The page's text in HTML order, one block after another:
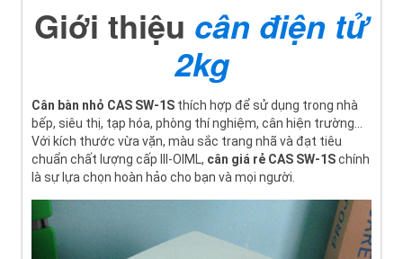
Giới thiệu cân điện tử
2kg
Cân bàn nhỏ CAS SW-1S thích hợp để sử dụng trong nhà
bếp, siêu thị, tạp hóa, phòng thí nghiệm, cân hiện trường…
Với kích thước vừa vặn, màu sắc trang nhã và đạt tiêu
chuẩn chất lượng cấp III-OIML, cân giá rẻ CAS SW-1Schính
là sự lựa chọn hoàn hảo cho bạn và mọi người.